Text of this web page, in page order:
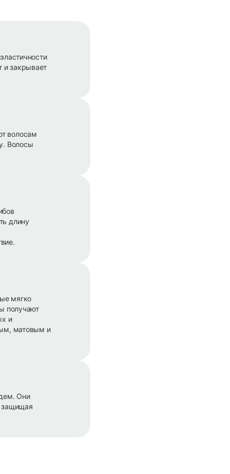
и закрывает
волосам
Волосы
длину
мягко
получают
и
матовым и
Они
защищая